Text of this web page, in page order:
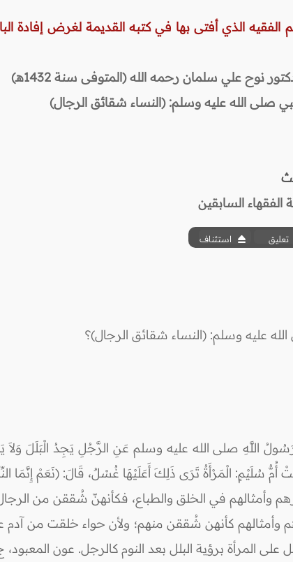
الفقيه الذي أفتى بها في كتبه القديمة لغرض إفادة
نوح علي سلمان رحمه الله (المتوفى سنة 1432هـ)
صلى الله عليه وسلم: (النساء شقائق الرجال)
السابقين
تعليق استئناف
عليه وسلم: (النساء شقائق الرجال)؟
اللَّهِ صلى الله عليه وسلم عَنِ الرَّجُلِ يَجِدُ الْبَلَلَ وَلاَ
أُمُّ سُلَيْمٍ: الْمَرْأَةُ تَرَى ذَلِكَ أَعَلَيْهَا غُسْلٌ، قَالَ: (نَعَمْ إِنَّمَا
وأمثالهم في الخلق والطباع، فكأنهنّ شُققن من
وأمثالهم كأنهن شُققن منهم؛ ولأن حواء خلقت من
برؤية البلل بعد النوم كالرجل. عون المعبود، ج1،